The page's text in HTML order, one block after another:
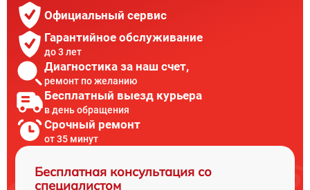
Официальный сервис
Гарантийное обслуживание
до 3 лет
Диагностика за наш счет,
ремонт по желанию
Бесплатный выезд курьера
в день обращения
Срочный ремонт
от 35 минут
Бесплатная консультация со
специалистом